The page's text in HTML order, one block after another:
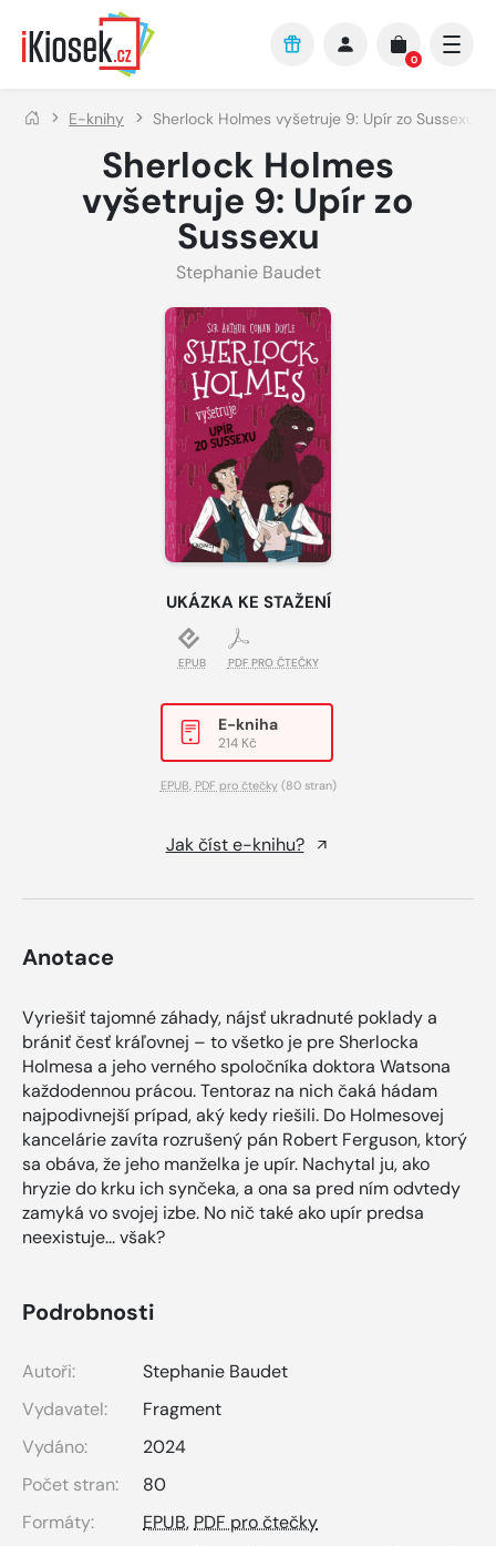
Přejít na hlavní obsah
0
E-knihy Sherlock Holmes vyšetruje 9: Upír zo Sussexu
Sherlock Holmes
vyšetruje 9: Upír zo
Sussexu
Stephanie Baudet
UKÁZKA KE STAŽENÍ
EPUB PDF PRO ČTEČKY
E-kniha
214 Kč
EPUB PDF pro čtečky(80 stran)
Jak číst e-knihu?
Anotace
Vyriešiť tajomné záhady, nájsť ukradnuté poklady a
brániť česť kráľovnej – to všetko je pre Sherlocka
Holmesa a jeho verného spoločníka doktora Watsona
každodennou prácou. Tentoraz na nich čaká hádam
najpodivnejší prípad, aký kedy riešili. Do Holmesovej
kancelárie zavíta rozrušený pán Robert Ferguson, ktorý
sa obáva, že jeho manželka je upír. Nachytal ju, ako
hryzie do krku ich synčeka, a ona sa pred ním odvtedy
zamyká vo svojej izbe. No nič také ako upír predsa
neexistuje... však?
Podrobnosti
Autoři:
Stephanie Baudet
Vydavatel:
Fragment
Vydáno:
2024
Počet stran:
80
Formáty:
EPUB, PDF pro čtečky